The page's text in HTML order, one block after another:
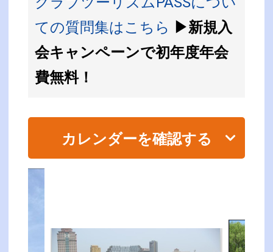
ての質問集はこちら ▶新規入
会キャンペーンで初年度年会
費無料！
カレンダーを確認する